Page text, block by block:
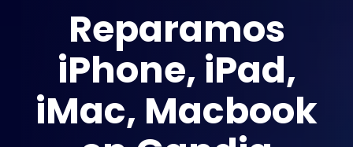
Reparamos
iPhone, iPad,
iMac, Macbook